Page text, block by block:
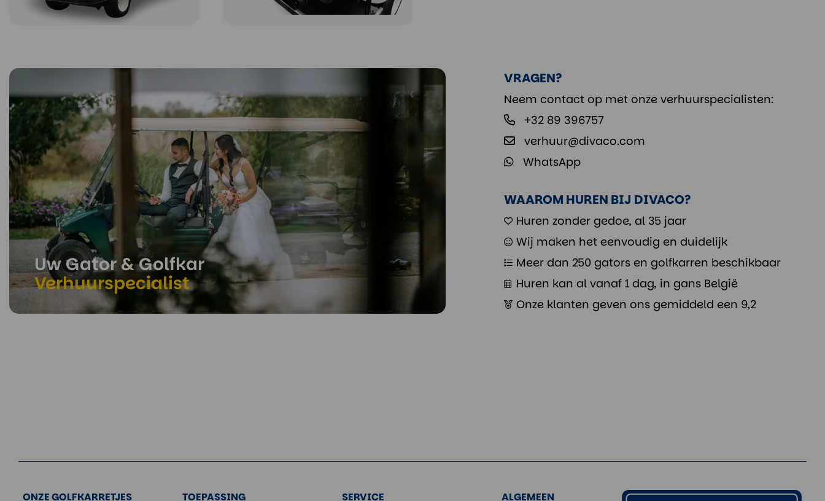
Uw Gator & Golfkar
Verhuurspecialist
VRAGEN?
Neem contact op met onze verhuurspecialisten:
+32 89 396757
verhuur@divaco.com
WhatsApp
WAAROM HUREN BIJ DIVACO?
Huren zonder gedoe, al 35 jaar
Wij maken het eenvoudig en duidelijk
Meer dan 250 gators en golfkarren beschikbaar
Huren kan al vanaf 1 dag, in gans België
Onze klanten geven ons gemiddeld een 9,2
ONZE GOLFKARRETJES TOEPASSING SERVICE ALGEMEEN